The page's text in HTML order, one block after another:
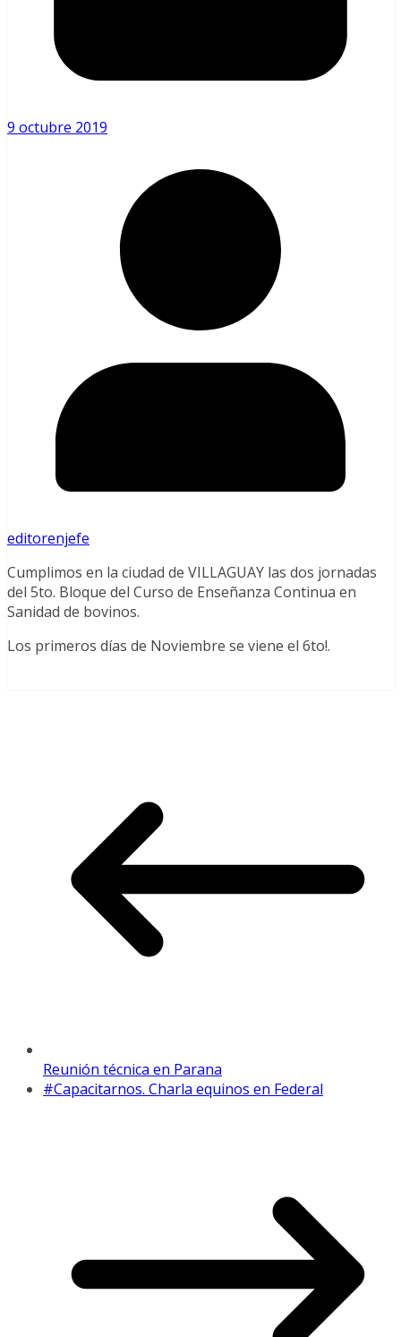
9 octubre 2019
editorenjefe
Cumplimos en la ciudad de VILLAGUAY las dos jornadas
del 5to. Bloque del Curso de Enseñanza Continua en
Sanidad de bovinos.
Los primeros días de Noviembre se viene el 6to!.
Reunión técnica en Parana
#Capacitarnos. Charla equinos en Federal